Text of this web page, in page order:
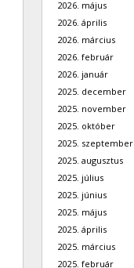
2026. május
2026. április
2026. március
2026. február
2026. január
2025. december
2025. november
2025. október
2025. szeptember
2025. augusztus
2025. július
2025. június
2025. május
2025. április
2025. március
2025. február